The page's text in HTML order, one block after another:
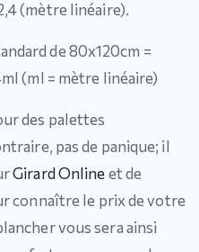
(mètre linéaire).
de 80x120cm =
(ml = mètre linéaire)
des palettes
pas de panique; il
Girard Onlineet de
connaître le prix de votre
vous sera ainsi